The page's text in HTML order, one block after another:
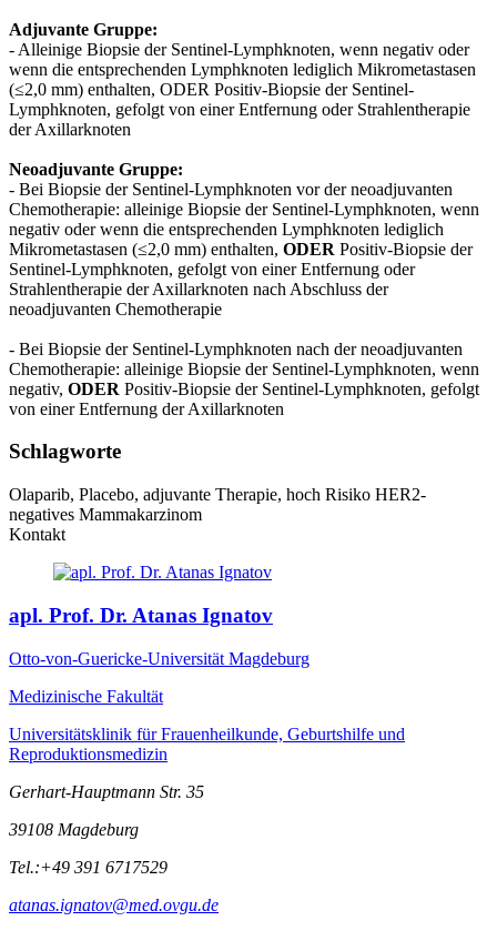
Adjuvante Gruppe:
- Alleinige Biopsie der Sentinel-Lymphknoten, wenn negativ oder
wenn die entsprechenden Lymphknoten lediglich Mikrometastasen
(≤2,0 mm) enthalten, ODER Positiv-Biopsie der Sentinel-
Lymphknoten, gefolgt von einer Entfernung oder Strahlentherapie
der Axillarknoten
Neoadjuvante Gruppe:
- Bei Biopsie der Sentinel-Lymphknoten vor der neoadjuvanten
Chemotherapie: alleinige Biopsie der Sentinel-Lymphknoten, wenn
negativ oder wenn die entsprechenden Lymphknoten lediglich
Mikrometastasen (≤2,0 mm) enthalten, ODER Positiv-Biopsie der
Sentinel-Lymphknoten, gefolgt von einer Entfernung oder
Strahlentherapie der Axillarknoten nach Abschluss der
neoadjuvanten Chemotherapie
- Bei Biopsie der Sentinel-Lymphknoten nach der neoadjuvanten
Chemotherapie: alleinige Biopsie der Sentinel-Lymphknoten, wenn
negativ, ODER Positiv-Biopsie der Sentinel-Lymphknoten, gefolgt
von einer Entfernung der Axillarknoten
Schlagworte
Olaparib, Placebo, adjuvante Therapie, hoch Risiko HER2-
negatives Mammakarzinom
Kontakt
apl. Prof. Dr. Atanas Ignatov
Otto-von-Guericke-Universität Magdeburg
Medizinische Fakultät
Universitätsklinik für Frauenheilkunde, Geburtshilfe und
Reproduktionsmedizin
Gerhart-Hauptmann Str. 35
39108 Magdeburg
Tel.:+49 391 6717529
atanas.ignatov@med.ovgu.de